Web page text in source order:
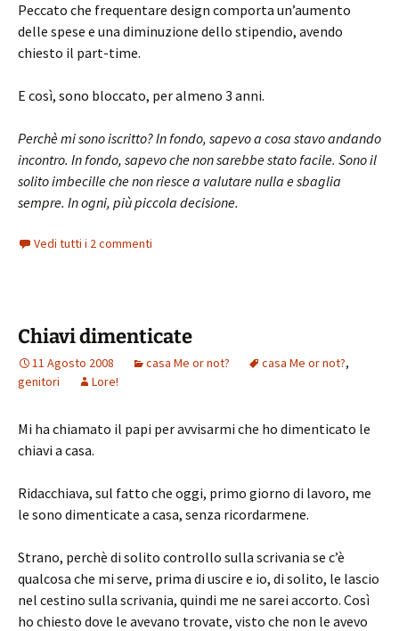
Peccato che frequentare design comporta un’aumento
delle spese e una diminuzione dello stipendio, avendo
chiesto il part-time.
E così, sono bloccato, per almeno 3 anni.
Perchè mi sono iscritto? In fondo, sapevo a cosa stavo andando
incontro. In fondo, sapevo che non sarebbe stato facile. Sono il
solito imbecille che non riesce a valutare nulla e sbaglia
sempre. In ogni, più piccola decisione.
Vedi tutti i 2 commenti
Chiavi dimenticate
11 Agosto 2008 casa Me or not? casa Me or not?,
genitori
Lore!
Mi ha chiamato il papi per avvisarmi che ho dimenticato le
chiavi a casa.
Ridacchiava, sul fatto che oggi, primo giorno di lavoro, me
le sono dimenticate a casa, senza ricordarmene.
Strano, perchè di solito controllo sulla scrivania se c’è
qualcosa che mi serve, prima di uscire e io, di solito, le lascio
nel cestino sulla scrivania, quindi me ne sarei accorto. Così
ho chiesto dove le avevano trovate, visto che non le avevo